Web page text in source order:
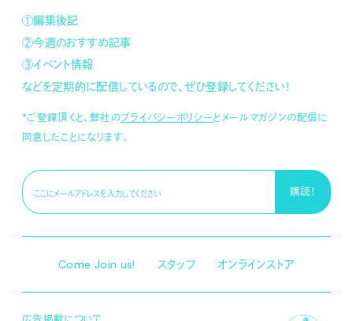
①編集後記
②今週のおすすめ記事
③イベント情報
などを定期的に配信しているので、ぜひ登録してください！
*ご登録頂くと、弊社のプライバシーポリシーとメールマガジンの配信に
同意したことになります。
Come Join us! スタッフ オンラインストア